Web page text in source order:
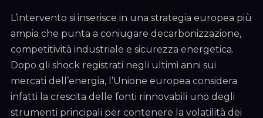
L’intervento si inserisce in una strategia europea più
ampia che punta a coniugare decarbonizzazione,
competitività industriale e sicurezza energetica.
Dopo gli shock registrati negli ultimi anni sui
mercati dell’energia, l’Unione europea considera
infatti la crescita delle fonti rinnovabili uno degli
strumenti principali per contenere la volatilità dei